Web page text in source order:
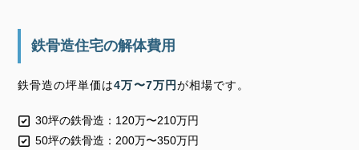
鉄骨造住宅の解体費用
鉄骨造の坪単価は4万〜7万円が相場です。
30坪の鉄骨造：120万〜210万円
50坪の鉄骨造：200万〜350万円